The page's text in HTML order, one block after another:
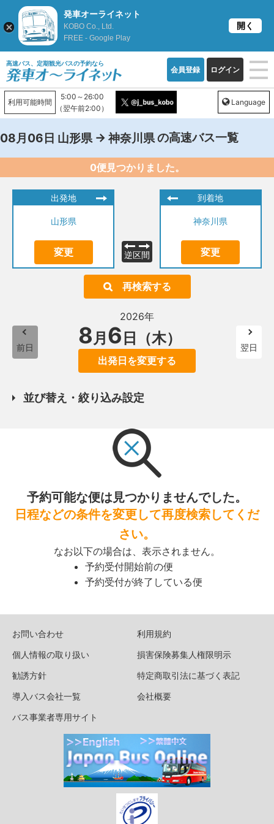
高速バス、定期観光バスの予約なら
会員登録 ログイン
利用可能時間
5:00～26:00
（翌午前2:00）
Language
08月06日 山形県 → 神奈川県の高速バス一覧
0便見つかりました。
出発地
山形県
変更 逆区間
到着地
神奈川県
変更
再検索する
前日
2026年
8月 6 日（木）
出発日を変更する
翌日
並び替え・絞り込み設定
予約可能な便は見つかりませんでした。
日程などの条件を変更して再度検索してくだ
さい。
なお以下の場合は、表示されません。
予約受付開始前の便
予約受付が終了している便
お問い合わせ
利用規約
個人情報の取り扱い
損害保険募集人権限明示
勧誘方針
特定商取引法に基づく表記
導入バス会社一覧
会社概要
バス事業者専用サイト
発車オーライネット
KOBO Co., Ltd.
FREE - Google Play
開く